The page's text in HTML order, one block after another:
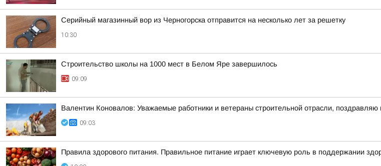
Серийный магазинный вор из Черногорска отправится на несколько лет за решетку
10:30
Строительство школы на 1000 мест в Белом Яре завершилось
09:09
Валентин Коновалов: Уважаемые работники и ветераны строительной отрасли,
09:03
Правила здорового питания. Правильное питание играет ключевую роль в поддержании